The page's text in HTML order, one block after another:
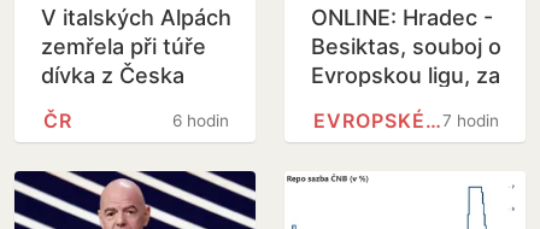
V italských Alpách
zemřela při túře
dívka z Česka
6 hodin
ČR
ONLINE: Hradec -
Besiktas, souboj o
Evropskou ligu, za
hosty hraje i
Černý
7 hodin
EVROPSKÉ LIGY